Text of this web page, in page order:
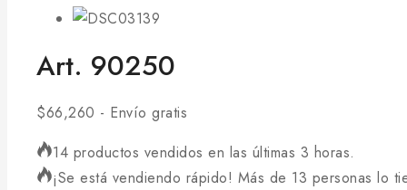
Art. 90250
$66,260 - Envío gratis
14 productos vendidos en las últimas 3 horas.
¡Se está vendiendo rápido! Más de 13 personas lo